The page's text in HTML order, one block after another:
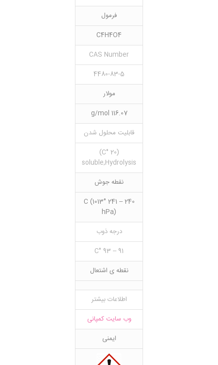
فرمول
C4H4O4
CAS Number
4480-83-5
مولار
116.07 g/mol
قابلیت محلول شدن
(20 °C)
soluble,Hydrolysis
نقطه جوش
240 – 241 °C (1013
hPa)
درجه ذوب
91 – 93 °C
نقطه ی اشتعال
اطلاعات بیشتر
وب سایت کمپانی
ایمنی